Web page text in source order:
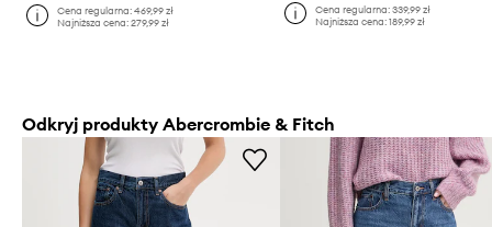
Cena regularna:469,99 zł
Najniższa cena:279,99 zł
Cena regularna: 339,99 zł
Najniższa cena: 189,99 zł
Odkryj produkty Abercrombie & Fitch